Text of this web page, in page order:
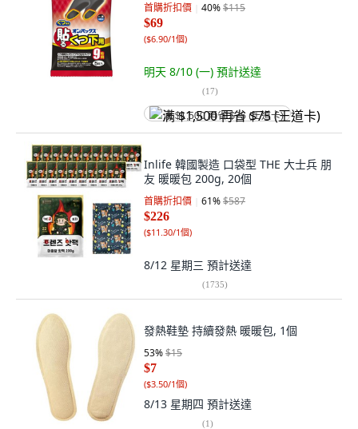
首購折扣價 40%$115
$69
($6.90/1個)
明天 8/10 (一) 預計送達
(17)
满 $1,500 再省 $75 (王道卡)
Inlife 韓國製造 口袋型 THE 大士兵 朋
友 暖暖包 200g, 20個
首購折扣價 61%$587
$226
($11.30/1個)
8/12 星期三 預計送達
(1735)
發熱鞋墊 持續發熱 暖暖包, 1個
53%$15
$7
($3.50/1個)
8/13 星期四 預計送達
(1)